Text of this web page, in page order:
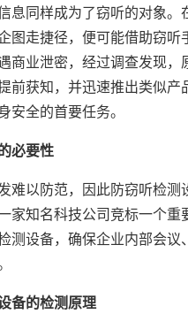
息同样成为了窃听的对象
图走捷径，便可能借助窃
商业泄密，经过调查发现
前获知，并迅速推出类似
安全的首要任务。
必要性
难以防范，因此防窃听检
家知名科技公司竞标一个重
测设备，确保企业内部会
备的检测原理